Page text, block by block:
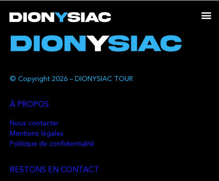
© Copyright 2026 – DIONYSIAC TOUR
À PROPOS
Nous contacter
Mentions légales
Politique de confidentialité
RESTONS EN CONTACT